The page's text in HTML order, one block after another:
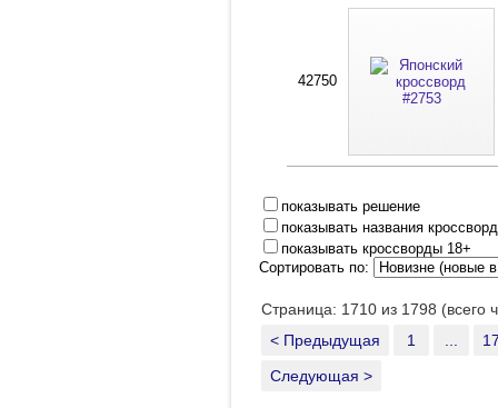
42750
показывать решение
показывать названия
показывать кроссворды 18+
Сортировать по:
Страница: 1710 из 1798 (всего
< Предыдущая
1
Следующая >